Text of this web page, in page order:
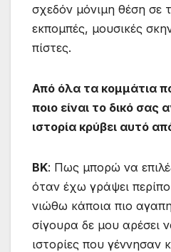
σχεδόν μόνιμη θέση σε
εκπομπές, μουσικές
πίστες.
Από όλα τα κομμάτια
ποιο είναι το δικό σας
ιστορία κρύβει αυτό
ΒΚ: Πως μπορώ να
όταν έχω γράψει
νιώθω κάποια πιο
σίγουρα δε μου αρέσει
ιστορίες που γέννησαν